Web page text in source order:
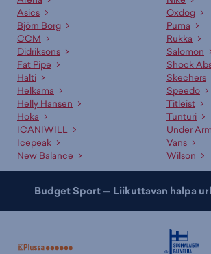
Asics
Björn Borg
CCM
Didriksons
Fat Pipe
Halti
Helkama
Helly Hansen
Hoka
ICANIWILL
Icepeak
New Balance
Oxdog
Puma
Rukka
Salomon
Shock
Skechers
Speedo
Titleist
Tunturi
Under
Vans
Wilson
Budget Sport — Liikuttavan halpa